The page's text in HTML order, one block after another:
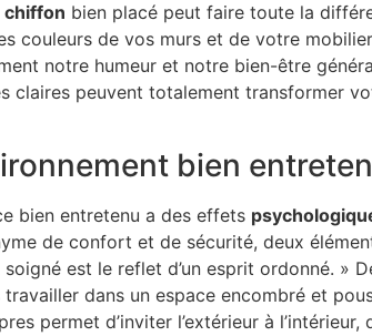
chiffon bien placé peut faire toute la
couleurs de vos murs et de votre
notre humeur et notre bien-être
claires peuvent totalement transformer
bien
bien entretenu a des effets
de confort et de sécurité, deux
est le reflet d’un esprit ordonné. »
dans un espace encombré et
permet d’inviter l’extérieur à